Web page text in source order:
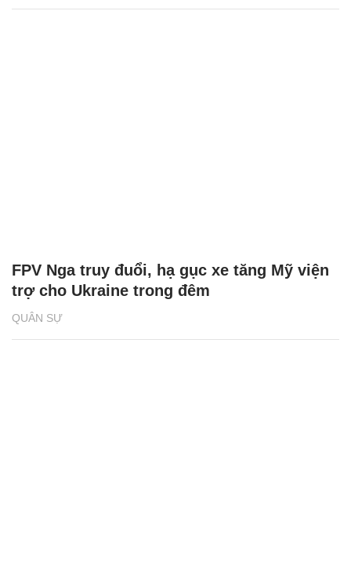
QUÂN SỰ
FPV Nga truy đuổi, hạ gục xe tăng Mỹ viện
trợ cho Ukraine trong đêm